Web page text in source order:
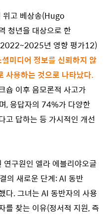
위고 베상송(Hugo
청년을 대상으로 한
2022~2025년 영향 평가12)
미디어 정보를 신뢰하지 않
사용하는 것으로 나타났다.
숍 이후 음모론적 사고가
, 응답자의 74%가 다양한
고 답하는 등 가시적인 개선
구원인 엘라 에블리야오글
의 새로운 단계: AI 동반
다. 그녀는 AI 동반자의 사용
를 찾는 이유(정서적 지원, 즉